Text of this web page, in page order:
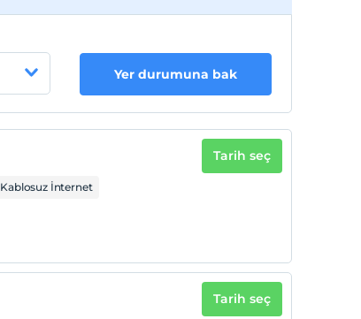
Yer durumuna bak
Kablosuz İnternet
Tarih seç
Tarih seç